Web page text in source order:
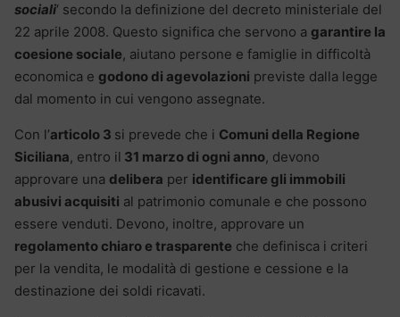
sociali‘ secondo la definizione del decreto ministeriale del
22 aprile 2008. Questo significa che servono a garantire la
coesione sociale, aiutano persone e famiglie in difficoltà
economica e godono di agevolazioni previste dalla legge
dal momento in cui vengono assegnate.
Con l’articolo 3 si prevede che i Comuni della Regione
Siciliana, entro il 31 marzo di ogni anno, devono
approvare una delibera per identificare gli immobili
abusivi acquisiti al patrimonio comunale e che possono
essere venduti. Devono, inoltre, approvare un
regolamento chiaro e trasparente che definisca i criteri
per la vendita, le modalità di gestione e cessione e la
destinazione dei soldi ricavati.